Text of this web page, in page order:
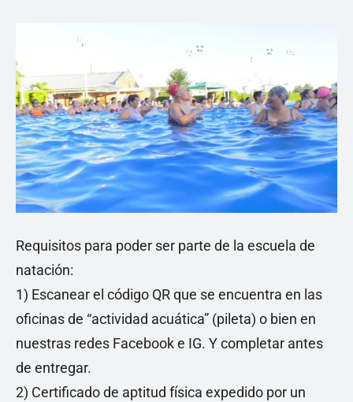
Requisitos para poder ser parte de la escuela de
natación:
1) Escanear el código QR que se encuentra en las
oficinas de “actividad acuática” (pileta) o bien en
nuestras redes Facebook e IG. Y completar antes
de entregar.
2) Certificado de aptitud física expedido por un